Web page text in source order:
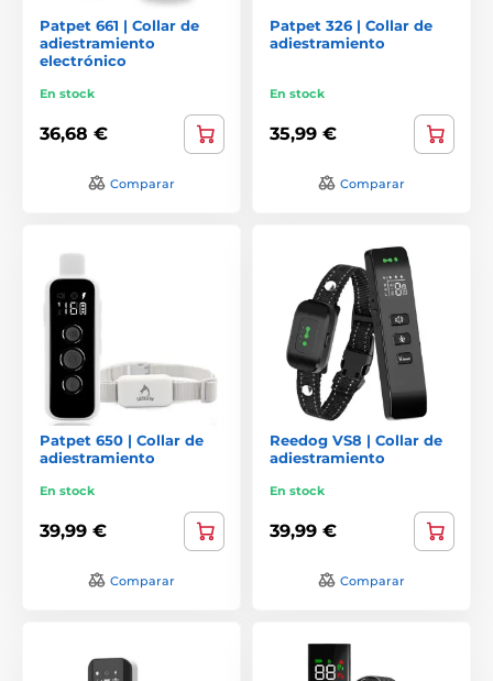
Patpet 661 | Collar de
adiestramiento
electrónico
En stock
36,68 €
Comparar
Patpet 326 | Collar de
adiestramiento
En stock
35,99 €
Comparar
Patpet 650 | Collar de
adiestramiento
En stock
39,99 €
Comparar
Reedog VS8 | Collar de
adiestramiento
En stock
39,99 €
Comparar